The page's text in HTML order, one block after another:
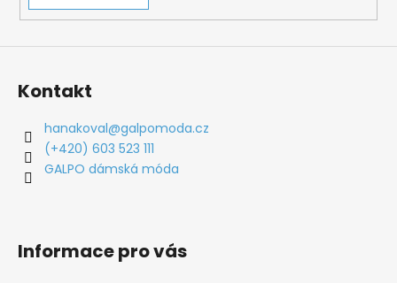
Kontakt
hanakoval@galpomoda.cz
(+420) 603 523 111
GALPO dámská móda
Informace pro vás